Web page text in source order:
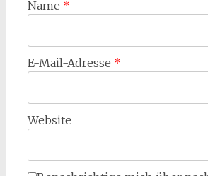
Name *
E-Mail-Adresse *
Website